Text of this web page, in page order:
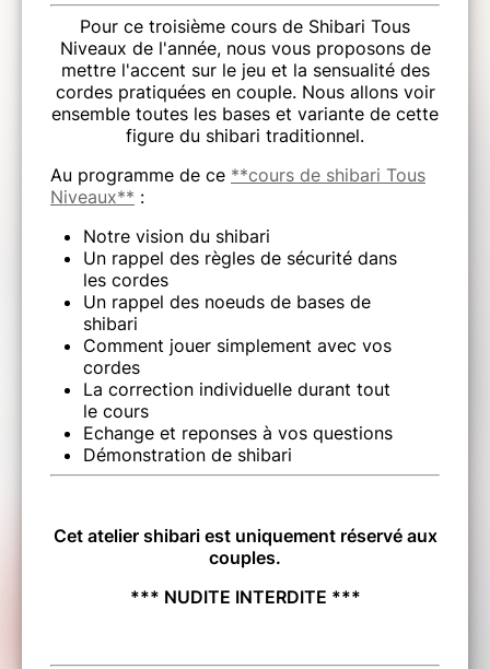
Pour ce troisième cours de Shibari Tous
Niveaux de l'année, nous vous proposons de
mettre l'accent sur le jeu et la sensualité des
cordes pratiquées en couple. Nous allons voir
ensemble toutes les bases et variante de cette
figure du shibari traditionnel.
Au programme de ce **cours de shibari Tous
Niveaux** :
Notre vision du shibari
Un rappel des règles de sécurité dans
les cordes
Un rappel des noeuds de bases de
shibari
Comment jouer simplement avec vos
cordes
La correction individuelle durant tout
le cours
Echange et reponses à vos questions
Démonstration de shibari
Cet atelier shibari est uniquement réservé aux
couples.
*** NUDITE INTERDITE ***